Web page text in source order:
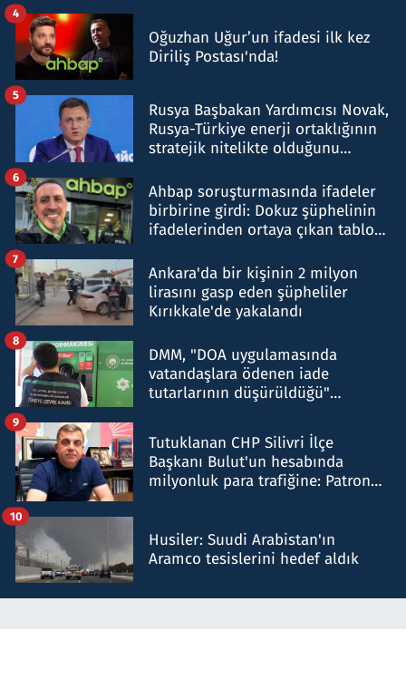
Oğuzhan Uğur’un ifadesi ilk kez
Diriliş Postası'nda!
4
Rusya Başbakan Yardımcısı Novak,
Rusya-Türkiye enerji ortaklığının
stratejik nitelikte olduğunu
5
Ahbap soruşturmasında ifadeler
birbirine girdi: Dokuz şüphelinin
ifadelerinden ortaya çıkan tablo
6
Ankara'da bir kişinin 2 milyon
lirasını gasp eden şüpheliler
Kırıkkale'de yakalandı
7
DMM, "DOA uygulamasında
vatandaşlara ödenen iade
tutarlarının düşürüldüğü"
8
Tutuklanan CHP Silivri İlçe
Başkanı Bulut'un hesabında
milyonluk para trafiğine: Patron
9
Husiler: Suudi Arabistan'ın
Aramco tesislerini hedef aldık
10